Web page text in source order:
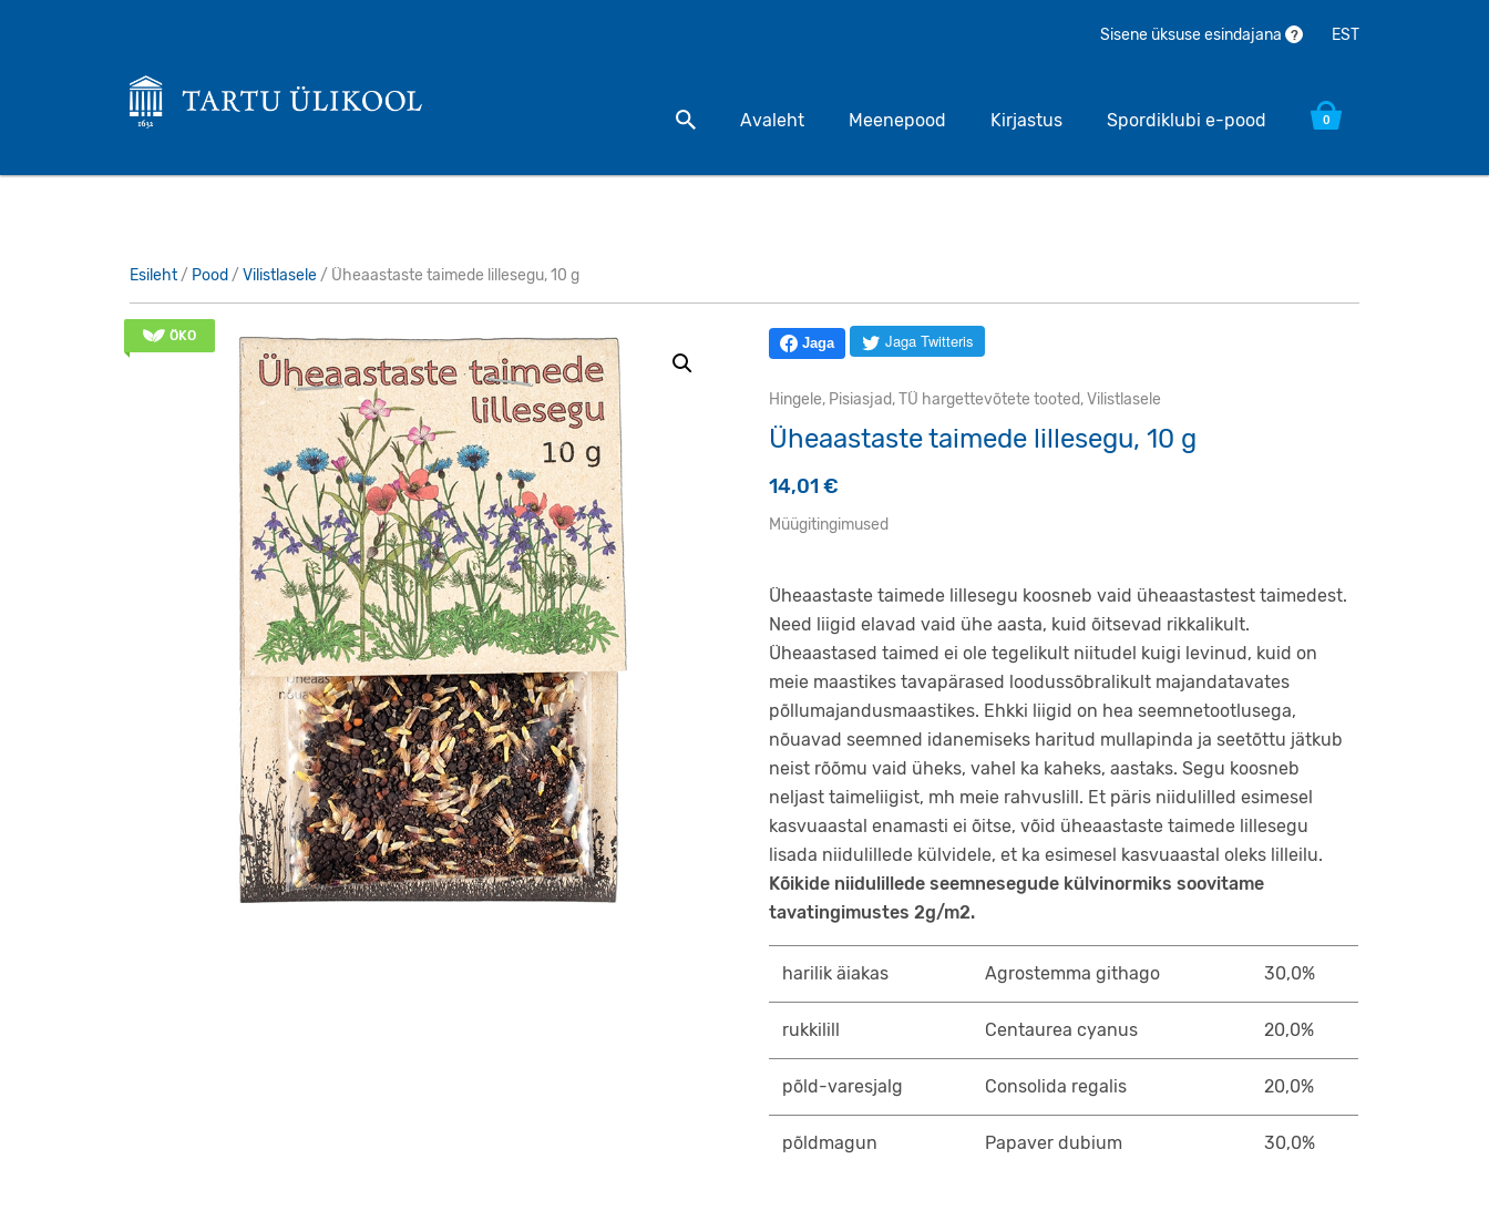
Sisene üksuse esindajana ? EST
Otsi toodetAvaleht Meenepood Kirjastus Spordiklubi e-pood 0
Esileht/ Pood / Vilistlasele/ Üheaastaste taimede lillesegu, 10 g
ÖKO Jaga Jaga Twitteris
Hingele, Pisiasjad,TÜ hargettevõtete tooted,Vilistlasele
Üheaastaste taimede lillesegu, 10 g
14,01€
Müügitingimused
Üheaastaste taimede lillesegu koosneb vaid üheaastastest taimedest.
Need liigid elavad vaid ühe aasta, kuid õitsevad rikkalikult.
Üheaastased taimed ei ole tegelikult niitudel kuigi levinud, kuid on
meie maastikes tavapärased loodussõbralikult majandatavates
põllumajandusmaastikes. Ehkki liigid on hea seemnetootlusega,
nõuavad seemned idanemiseks haritud mullapinda ja seetõttu jätkub
neist rõõmu vaid üheks, vahel ka kaheks, aastaks. Segu koosneb
neljast taimeliigist, mh meie rahvuslill. Et päris niidulilled esimesel
kasvuaastal enamasti ei õitse, võid üheaastaste taimede lillesegu
lisada niidulillede külvidele, et ka esimesel kasvuaastal oleks lilleilu.
Kõikide niidulillede seemnesegude külvinormiks soovitame
tavatingimustes 2g/m2.
harilik äiakas Agrostemma githago 30,0%
rukkilill Centaurea cyanus 20,0%
põld-varesjalg Consolida regalis 20,0%
põldmagun Papaver dubium 30,0%